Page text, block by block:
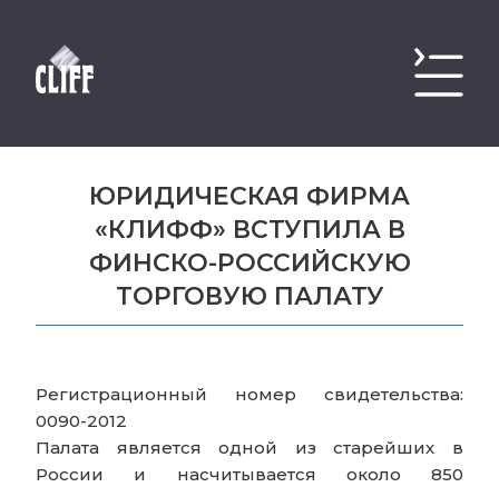
ЮРИДИЧЕСКАЯ ФИРМА
«КЛИФФ» ВСТУПИЛА В
ФИНСКО-РОССИЙСКУЮ
ТОРГОВУЮ ПАЛАТУ
Регистрационный номер свидетельства:
0090-2012
Палата является одной из старейших в
России и насчитывается около 850